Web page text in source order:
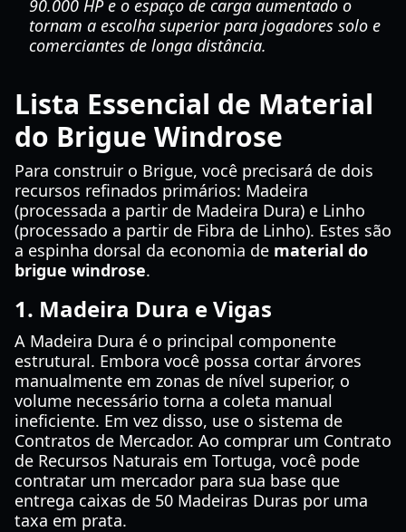
90.000 HP e o espaço de carga aumentado o
tornam a escolha superior para jogadores solo e
comerciantes de longa distância.
Lista Essencial de Material
do Brigue Windrose
Para construir o Brigue, você precisará de dois
recursos refinados primários: Madeira
(processada a partir de Madeira Dura) e Linho
(processado a partir de Fibra de Linho). Estes são
a espinha dorsal da economia de material do
brigue windrose.
1. Madeira Dura e Vigas
A Madeira Dura é o principal componente
estrutural. Embora você possa cortar árvores
manualmente em zonas de nível superior, o
volume necessário torna a coleta manual
ineficiente. Em vez disso, use o sistema de
Contratos de Mercador. Ao comprar um Contrato
de Recursos Naturais em Tortuga, você pode
contratar um mercador para sua base que
entrega caixas de 50 Madeiras Duras por uma
taxa em prata.